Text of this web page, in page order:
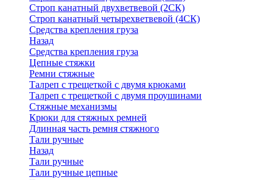
Строп канатный двухветвевой (2СК)
Строп канатный четырехветвевой (4СК)
Средства крепления груза
Назад
Средства крепления груза
Цепные стяжки
Ремни стяжные
Талреп с трещеткой с двумя крюками
Талреп с трещеткой с двумя проушинами
Стяжные механизмы
Крюки для стяжных ремней
Длинная часть ремня стяжного
Тали ручные
Назад
Тали ручные
Тали ручные цепные